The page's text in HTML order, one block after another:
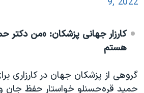
کارزار جهانی پزشکان: «من دکتر
هستم
گروهی از پزشکان جهان در کارزاری
حمید قره‌حسنلو خواستار حفظ جان و